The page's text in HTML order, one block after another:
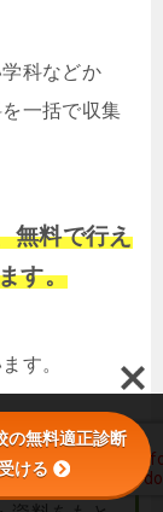
科などか
一括で収集
無料で行え
す。
す。
・診断結
の無料適正診断
ける